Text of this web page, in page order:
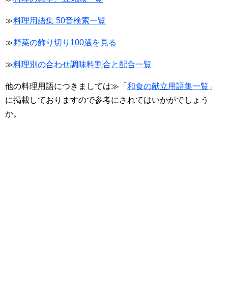
≫料理用語集 50音検索一覧
≫野菜の飾り切り100選を見る
≫料理別の合わせ調味料割合と配合一覧
他の料理用語につきましては≫「 和食の献立用語集一覧 」
に掲載しておりますので参考にされてはいかがでしょう
か。